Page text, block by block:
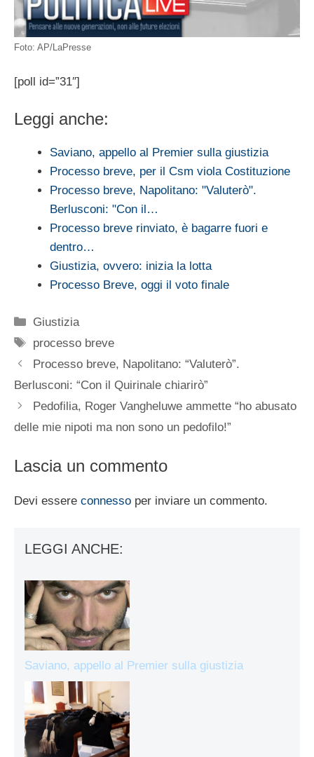
Foto: AP/LaPresse
[poll id=”31″]
Leggi anche:
Saviano, appello al Premier sulla giustizia
Processo breve, per il Csm viola Costituzione
Processo breve, Napolitano: "Valuterò".
Berlusconi: "Con il…
Processo breve rinviato, è bagarre fuori e
dentro…
Giustizia, ovvero: inizia la lotta
Processo Breve, oggi il voto finale
Categorie
Giustizia
Tag
processo breve
Processo breve, Napolitano: “Valuterò”.
Berlusconi: “Con il Quirinale chiarirò”
Pedofilia, Roger Vangheluwe ammette “ho abusato
delle mie nipoti ma non sono un pedofilo!”
Lascia un commento
Devi essere connesso per inviare un commento.
LEGGI ANCHE:
Saviano, appello al Premier sulla giustizia